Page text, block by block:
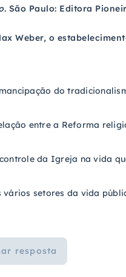
. São Paulo: Editora
Weber, o
do
entre a Reforma
da Igreja na vida
vários setores da vida
resposta